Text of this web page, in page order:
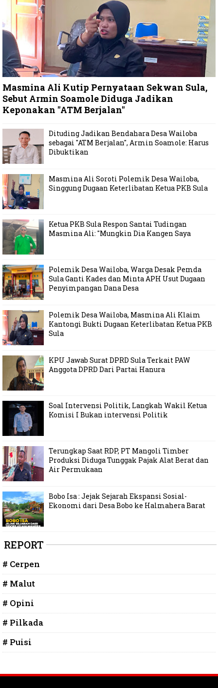
Masmina Ali Kutip Pernyataan Sekwan Sula,
Sebut Armin Soamole Diduga Jadikan
Keponakan "ATM Berjalan"
Dituding Jadikan Bendahara Desa Wailoba
sebagai "ATM Berjalan", Armin Soamole: Harus
Dibuktikan
Masmina Ali Soroti Polemik Desa Wailoba,
Singgung Dugaan Keterlibatan Ketua PKB Sula
Ketua PKB Sula Respon Santai Tudingan
Masmina Ali: "Mungkin Dia Kangen Saya
Polemik Desa Wailoba, Warga Desak Pemda
Sula Ganti Kades dan Minta APH Usut Dugaan
Penyimpangan Dana Desa
Polemik Desa Wailoba, Masmina Ali Klaim
Kantongi Bukti Dugaan Keterlibatan Ketua PKB
Sula
KPU Jawab Surat DPRD Sula Terkait PAW
Anggota DPRD Dari Partai Hanura
Soal Intervensi Politik, Langkah Wakil Ketua
Komisi I Bukan intervensi Politik
Terungkap Saat RDP, PT Mangoli Timber
Produksi Diduga Tunggak Pajak Alat Berat dan
Air Permukaan
Bobo Isa : Jejak Sejarah Ekspansi Sosial-
Ekonomi dari Desa Bobo ke Halmahera Barat
REPORT
# Cerpen
# Malut
# Opini
# Pilkada
# Puisi